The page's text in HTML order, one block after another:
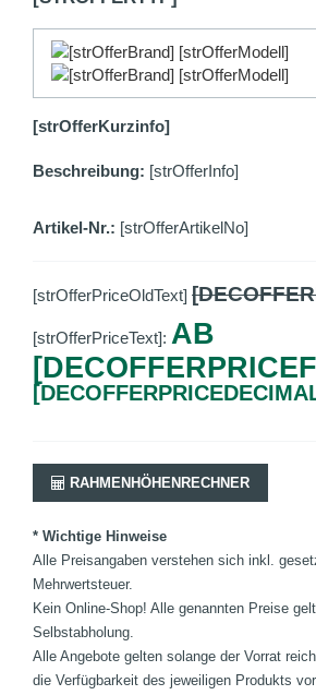
[strOfferKurzinfo]
Beschreibung: [strOfferInfo]
Artikel-Nr.: [strOfferArtikelNo]
[strOfferPriceOldText]
[strOfferPriceText]: AB
RAHMENHÖHENRECHNER
* Wichtige Hinweise
Alle Preisangaben verstehen sich inkl.
Mehrwertsteuer.
Kein Online-Shop! Alle genannten Preise
Selbstabholung.
Alle Angebote gelten solange der Vorrat
die Verfügbarkeit des jeweiligen Produkts